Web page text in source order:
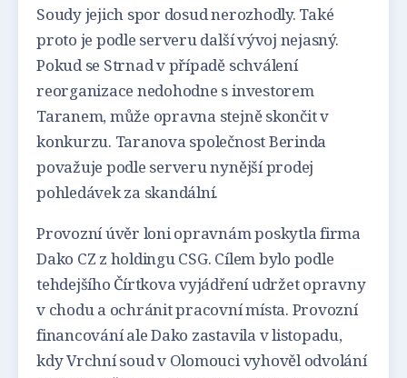
Soudy jejich spor dosud nerozhodly. Také
proto je podle serveru další vývoj nejasný.
Pokud se Strnad v případě schválení
reorganizace nedohodne s investorem
Taranem, může opravna stejně skončit v
konkurzu. Taranova společnost Berinda
považuje podle serveru nynější prodej
pohledávek za skandální.
Provozní úvěr loni opravnám poskytla firma
Dako CZ z holdingu CSG. Cílem bylo podle
tehdejšího Čírtkova vyjádření udržet opravny
v chodu a ochránit pracovní místa. Provozní
financování ale Dako zastavila v listopadu,
kdy Vrchní soud v Olomouci vyhověl odvolání